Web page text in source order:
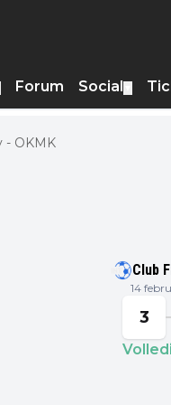
Forum Social
- OKMK
Club
14
3